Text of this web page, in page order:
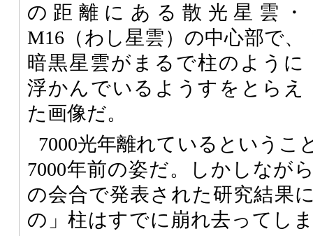
の距離にある散光星雲・
M16（わし星雲）の中心部で、
暗黒星雲がまるで柱のように
浮かんでいるようすをとらえ
た画像だ。
7000光年離れているというこ
7000年前の姿だ。しかしなが
の会合で発表された研究結果
の」柱はすでに崩れ去ってし